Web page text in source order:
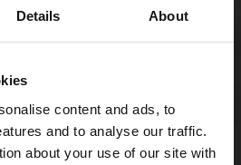
Details About
content and ads, to
and to analyse our traffic.
about your use of our site with